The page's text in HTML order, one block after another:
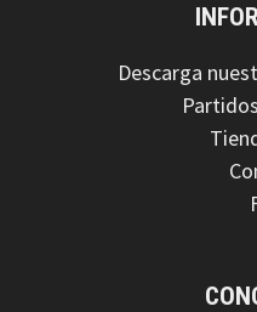
Descarga